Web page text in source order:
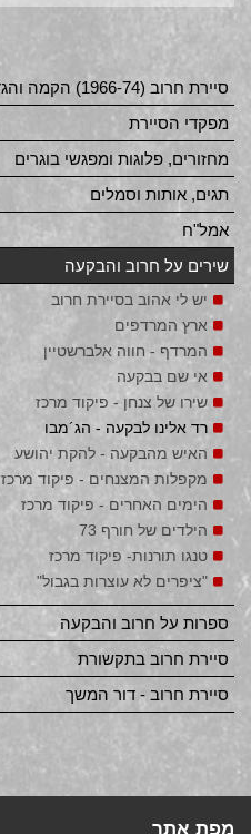
סיירת חרוב (1966-74) הקמה והגדרת משימות
מפקדי הסיירת
מחזורים, פלוגות ומפגשי בוגרים
תגים, אותות וסמלים
אמל"ח
שירים על חרוב והבקעה
יש לי אהוב בסיירת חרוב
ארץ המרדפים
המרדף - חווה אלברשטיין
אי שם בבקעה
שירו של צנחן - פיקוד מרכז
רד אלינו לבקעה - הג´מבו
האיש מהבקעה - להקת יהושע
מקפלות המצנחים - פיקוד מרכז
הימים האחרים - פיקוד מרכז
הילדים של חורף 73
טנגו תורנות- פיקוד מרכז
"ציפרים לא עוצרות בגבול"
ספרות על חרוב והבקעה
סיירת חרוב בתקשורת
סיירת חרוב - דור המשך
מפת אתר